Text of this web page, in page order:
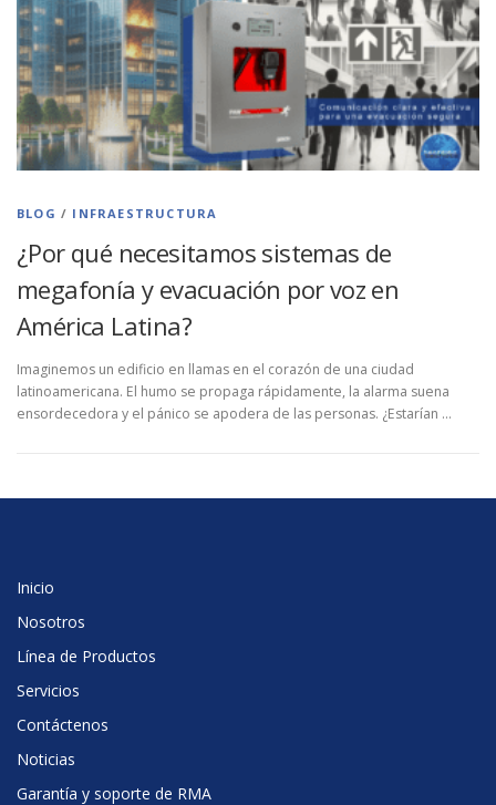
BLOG / INFRAESTRUCTURA
¿Por qué necesitamos sistemas de
megafonía y evacuación por voz en
América Latina?
Imaginemos un edificio en llamas en el corazón de una ciudad
latinoamericana. El humo se propaga rápidamente, la alarma suena
ensordecedora y el pánico se apodera de las personas. ¿Estarían …
Inicio
Nosotros
Línea de Productos
Servicios
Contáctenos
Noticias
Garantía y soporte de RMA